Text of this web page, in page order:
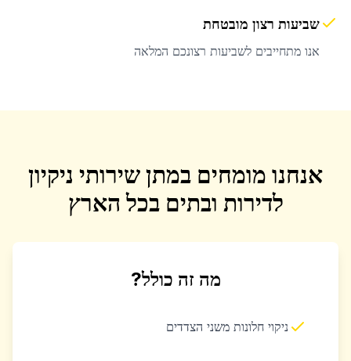
שביעות רצון מובטחת
אנו מתחייבים לשביעות רצונכם המלאה
אנחנו מומחים במתן שירותי ניקיון
לדירות ובתים בכל הארץ
מה זה כולל?
ניקוי חלונות משני הצדדים